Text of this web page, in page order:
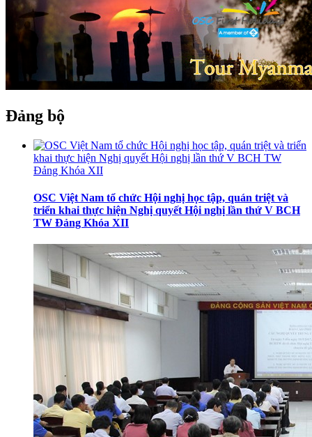
Đảng bộ
OSC Việt Nam tổ chức Hội nghị học tập, quán triệt và
triển khai thực hiện Nghị quyết Hội nghị lần thứ V BCH
TW Đảng Khóa XII